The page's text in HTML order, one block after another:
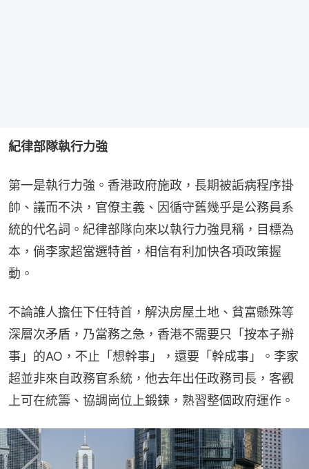
紀律部隊執行力強
第一是執行力強。香港政府施政，長期被詬病程序掛
帥、議而不決，官僚主義、因循守舊幾乎是公務員系
統的代名詞。紀律部隊向來以執行力強見稱，目標為
本，倘李家超當選特首，相信有利加快各項政策握
動。
不論誰人擔任下任特首，解決房屋土地、貧富懸殊等
深層次矛盾，乃當務之急，香港不需要只「按本子辦
事」的AO，不止「想幹事」，還要「幹成事」。李家
超並非來自政務官系統，他去年出任政務司長，客觀
上可在統籌、協調崗位上鍛鍊，熟習整個政府運作。